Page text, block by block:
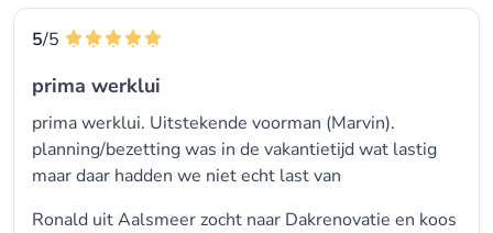
5/5
prima werklui
prima werklui. Uitstekende voorman (Marvin).
planning/bezetting was in de vakantietijd wat lastig
maar daar hadden we niet echt last van
Ronald uit Aalsmeer zocht naar Dakrenovatie en koos